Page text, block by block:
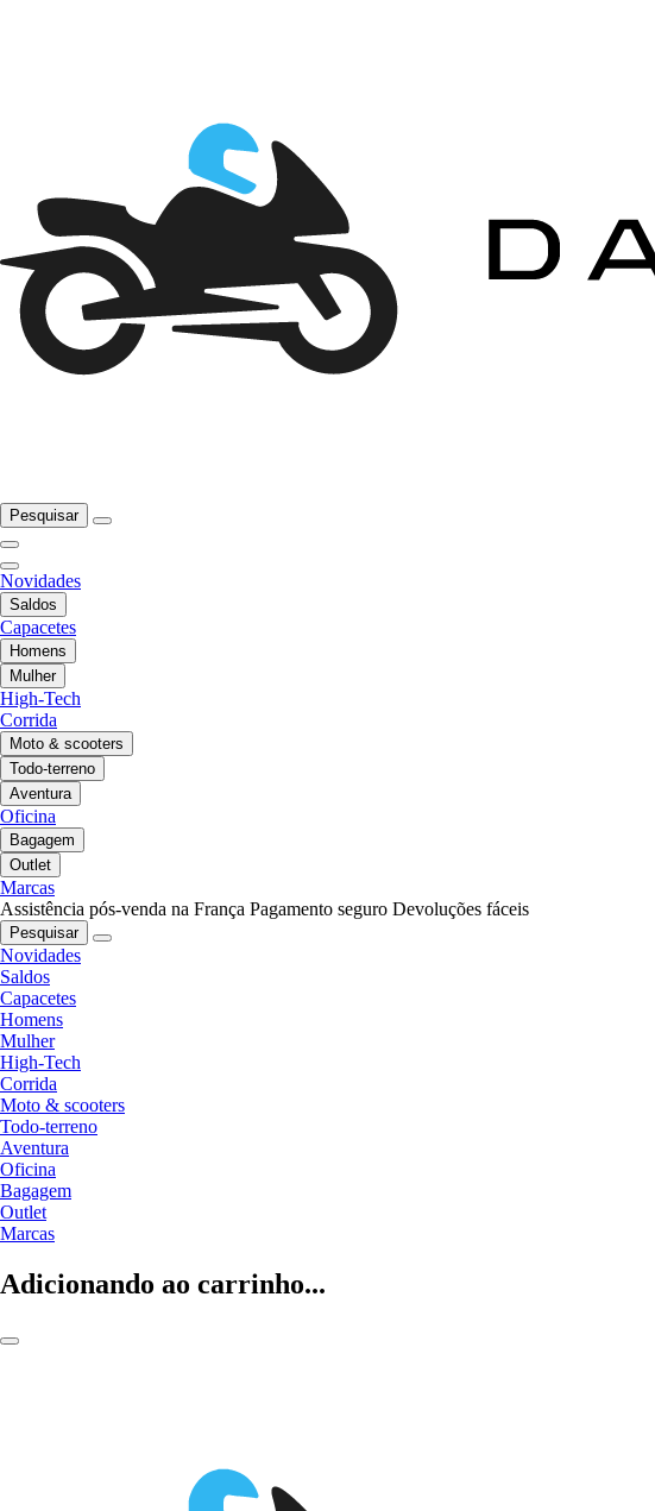
Pesquisar
Novidades
Saldos
Capacetes
Homens
Mulher
High-Tech
Corrida
Moto & scooters
Todo-terreno
Aventura
Oficina
Bagagem
Outlet
Marcas
Assistência pós-venda na França Pagamento seguro Devoluções fáceis
Pesquisar
Novidades
Saldos
Capacetes
Homens
Mulher
High-Tech
Corrida
Moto & scooters
Todo-terreno
Aventura
Oficina
Bagagem
Outlet
Marcas
Adicionando ao carrinho...